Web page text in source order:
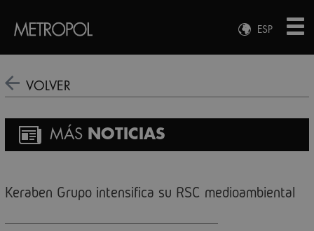
ESP
ENG
VOLVER
MÁS NOTICIAS
Keraben Grupo intensifica su RSC medioambiental